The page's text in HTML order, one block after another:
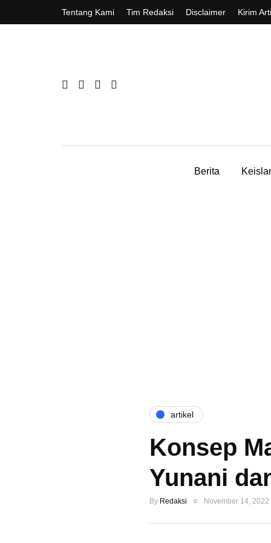
Tentang Kami Tim Redaksi Disclaimer Kirim
Berita
artikel
Konsep
Yunani
By Redaksi November 14, 2022